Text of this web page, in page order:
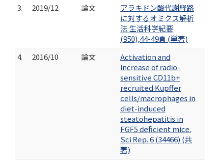
3.
2019/12 論文
アラキドン酸代謝経路
に対するオミクス解析
法 生活科学紀要
(950),44-49頁 (単著)
4.
2016/10 論文
Activation and
increase of radio-
sensitive CD11b+
recruited Kupffer
cells/macrophages in
diet-induced
steatohepatitis in
FGF5 deficient mice.
Sci Rep. 6 (34466) (共
著)